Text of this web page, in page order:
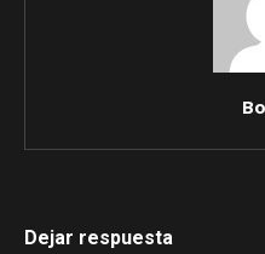
Dejar respuesta